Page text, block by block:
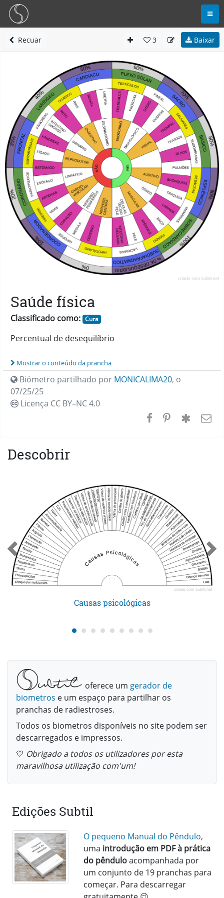
Recuar 3 Baixar
Saúde física
Classificado como: Cura
Percentual de desequilíbrio
Mostrar o conteúdo da prancha
Biómetro partilhado por MONICALIMA20, o
07/25/25
Licença CC BY–NC 4.0
Descobrir
Causas psicológicas
oferece um gerador de
biometros e um espaço para partilhar os
pranchas de radiestroses.
Todos os biometros disponíveis no site podem ser
descarregados e impressos.
💙 Obrigado a todos os utilizadores por esta
maravilhosa utilização com'um!
Edições Subtil
O pequeno Manual do Pêndulo,
uma introdução em PDF à prática
do pênduloacompanhada por
um conjunto de 19 pranchas para
começar. Para descarregar